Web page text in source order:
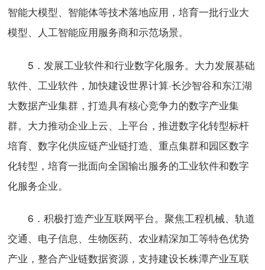
智能大模型、智能体等技术落地应用，培育一批行业大
模型、人工智能应用服务商和示范场景。
5．发展工业软件和行业数字化服务。大力发展基础
软件、工业软件，加快建设世界计算·长沙智谷和东江湖
大数据产业集群，打造具有核心竞争力的数字产业集
群。大力推动企业上云、上平台，推进数字化转型标杆
培育、数字化供应链产业链打造、重点集群和园区数字
化转型，培育一批面向全国输出服务的工业软件和数字
化服务企业。
6．积极打造产业互联网平台。聚焦工程机械、轨道
交通、电子信息、生物医药、农业精深加工等特色优势
产业，整合产业链数据资源，支持建设长株潭产业互联